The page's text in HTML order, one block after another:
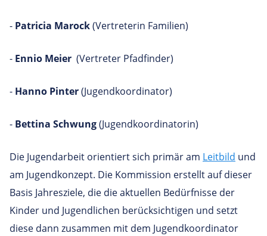
- Patricia Marock(Vertreterin Familien)
- Ennio Meier (Vertreter Pfadfinder)
- Hanno Pinter(Jugendkoordinator)
- Bettina Schwung(Jugendkoordinatorin)
Die Jugendarbeit orientiert sich primär am Leitbild und
am Jugendkonzept. Die Kommission erstellt auf dieser
Basis Jahresziele, die die aktuellen Bedürfnisse der
Kinder und Jugendlichen berücksichtigen und setzt
diese dann zusammen mit dem Jugendkoordinator